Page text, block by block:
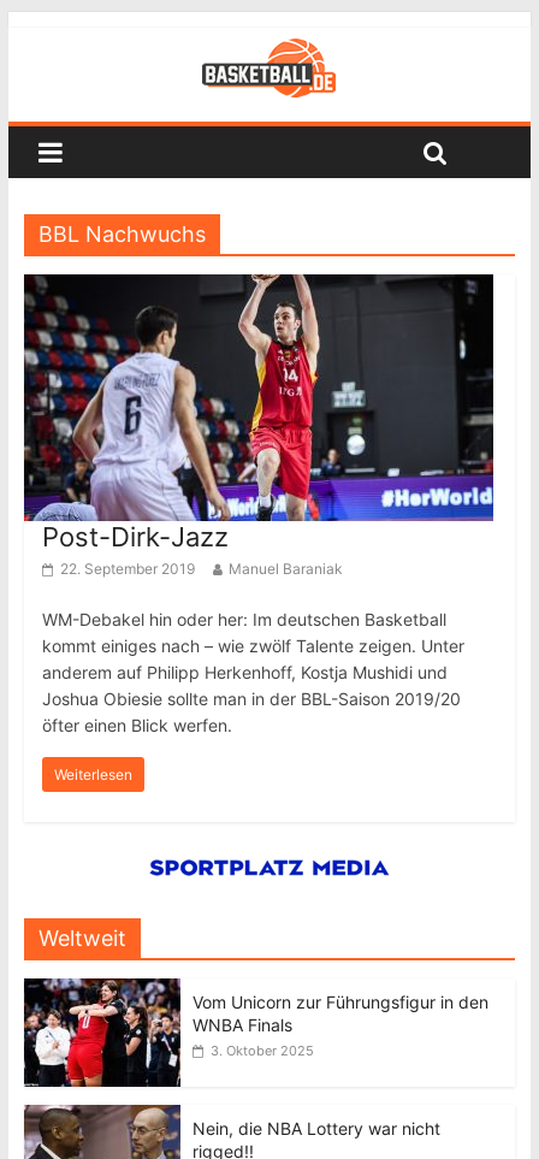
BBL Nachwuchs
Post-Dirk-Jazz
22. September 2019 Manuel Baraniak
WM-Debakel hin oder her: Im deutschen Basketball
kommt einiges nach – wie zwölf Talente zeigen. Unter
anderem auf Philipp Herkenhoff, Kostja Mushidi und
Joshua Obiesie sollte man in der BBL-Saison 2019/20
öfter einen Blick werfen.
Weiterlesen
Weltweit
Vom Unicorn zur Führungsfigur in den
WNBA Finals
3. Oktober 2025
Nein, die NBA Lottery war nicht
rigged!!